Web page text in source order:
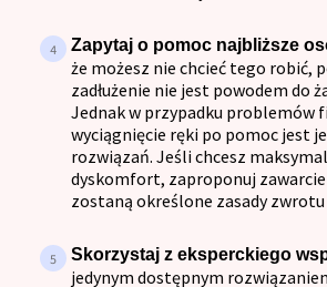
Zapytaj o pomoc najbliższe
że możesz nie chcieć tego robić,
zadłużenie nie jest powodem do
Jednak w przypadku problemów
wyciągnięcie ręki po pomoc jest
rozwiązań. Jeśli chcesz
dyskomfort, zaproponuj
zostaną określone zasady zwrotu
Skorzystaj z eksperckiego
jedynym dostępnym